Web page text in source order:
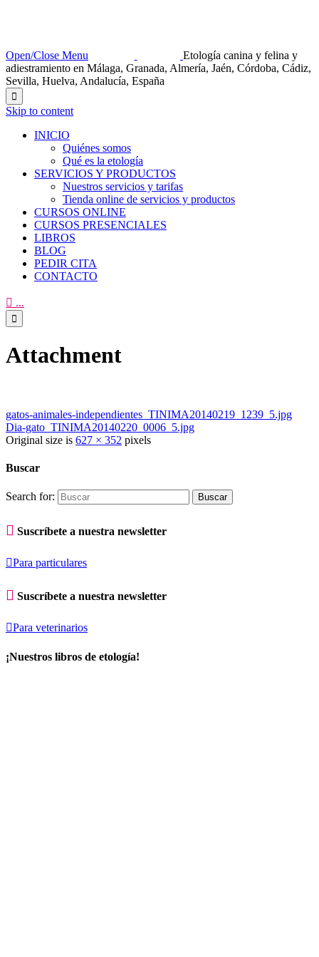
Open/Close Menu
Etología canina y felina y
adiestramiento en Málaga, Granada, Almería, Jaén, Córdoba, Cádiz,
Sevilla, Huelva, Andalucía, España

Skip to content
INICIO
Quiénes somos
Qué es la etología
SERVICIOS Y PRODUCTOS
Nuestros servicios y tarifas
Tienda online de servicios y productos
CURSOS ONLINE
CURSOS PRESENCIALES
LIBROS
BLOG
PEDIR CITA
CONTACTO
 ...

Attachment
gatos-animales-independientes_TINIMA20140219_1239_5.jpg
Dia-gato_TINIMA20140220_0006_5.jpg
Original size is 627 × 352 pixels
Buscar
Search for:
 Suscríbete a nuestra newsletter
Para particulares
 Suscríbete a nuestra newsletter
Para veterinarios
¡Nuestros libros de etología!